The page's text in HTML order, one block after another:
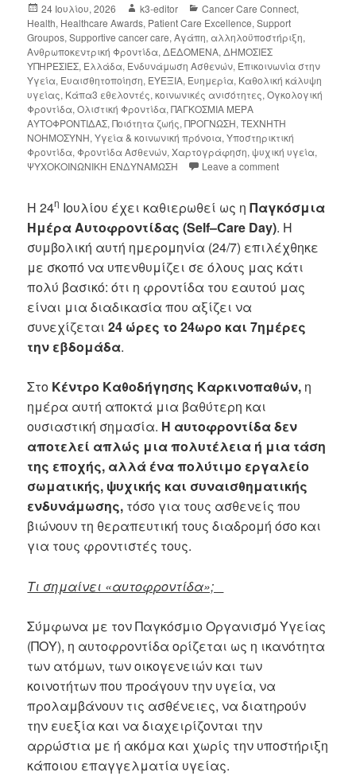
24 Ιουλίου, 2026 k3-editor Cancer Care Connect,
Health, Healthcare Awards, Patient Care Excellence,Support
Groupos,Supportive cancer care,Αγάπη, αλληλοϋποστήριξη,
Ανθρωποκεντρική Φροντίδα,ΔΕΔΟΜΕΝΑ,ΔΗΜΟΣΙΕΣ
ΥΠΗΡΕΣΙΕΣ, Ελλάδα, Ενδυνάμωση Ασθενών, Επικοινωνία στην
Υγεία, Ευαισθητοποίηση, ΕΥΕΞΙΑ, Ευημερία, Καθολική κάλυψη
υγείας, Κάπα3 εθελοντές,κοινωνικές ανισότητες,Ογκολογική
Φροντίδα,Ολιστική Φροντίδα,ΠΑΓΚΟΣΜΙΑ ΜΕΡΑ
ΑΥΤΟΦΡΟΝΤΙΔΑΣ,Ποιότητα ζωής,ΠΡΟΓΝΩΣΗ,ΤΕΧΝΗΤΗ
ΝΟΗΜΟΣΥΝΗ,Υγεία & κοινωνική πρόνοια,Υποστηρικτική
Φροντίδα, Φροντίδα Ασθενών,Χαρτογράφηση,ψυχική υγεία,
ΨΥΧΟΚΟΙΝΩΝΙΚΗ ΕΝΔΥΝΑΜΩΣΗ
Leave a comment
Η 24η Ιουλίου έχει καθιερωθεί ως ηΠαγκόσμια
Ημέρα Αυτοφροντίδας (Self–Care Day). Η
συμβολική αυτή ημερομηνία (24/7) επιλέχθηκε
με σκοπό να υπενθυμίζει σε όλους μας κάτι
πολύ βασικό: ότι η φροντίδα του εαυτού μας
είναι μια διαδικασία που αξίζει να
συνεχίζεται24 ώρες το 24ωρο και 7ημέρες
την εβδομάδα.
Στο Κέντρο Καθοδήγησης Καρκινοπαθών, η
ημέρα αυτή αποκτά μια βαθύτερη και
ουσιαστική σημασία. Η αυτοφροντίδα δεν
αποτελεί απλώς μια πολυτέλεια ή μια τάση
της εποχής, αλλά ένα πολύτιμο εργαλείο
σωματικής, ψυχικής και συναισθηματικής
ενδυνάμωσης, τόσο για τους ασθενείς που
βιώνουν τη θεραπευτική τους διαδρομή όσο και
για τους φροντιστές τους.
Τι σημαίνει «αυτοφροντίδα»;
Σύμφωνα με τον Παγκόσμιο Οργανισμό Υγείας
(ΠΟΥ), η αυτοφροντίδα ορίζεται ως η ικανότητα
των ατόμων, των οικογενειών και των
κοινοτήτων που προάγουν την υγεία, να
προλαμβάνουν τις ασθένειες, να διατηρούν
την ευεξία και να διαχειρίζονται την
αρρώστια με ή ακόμα και χωρίς την υποστήριξη
κάποιου επαγγελματία υγείας.